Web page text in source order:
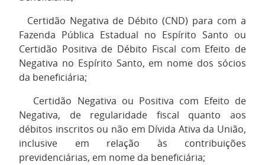
Certidão Negativa de Débito (CND) para com a
Fazenda Pública Estadual no Espírito Santo ou
Certidão Positiva de Débito Fiscal com Efeito de
Negativa no Espírito Santo, em nome dos sócios
da beneficiária;
Certidão Negativa ou Positiva com Efeito de
Negativa, de regularidade fiscal quanto aos
débitos inscritos ou não em Dívida Ativa da União,
inclusive em relação às contribuições
previdenciárias, em nome da beneficiária;